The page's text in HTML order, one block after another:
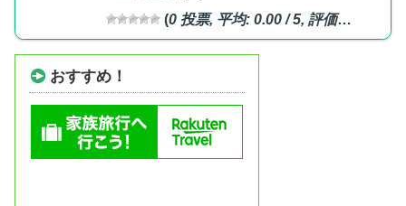
(0 投票, 平均: 0.00 / 5, 評価済
おすすめ！